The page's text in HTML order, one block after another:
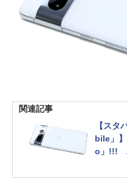
関連記事
【スタ
bile」
o」!!!